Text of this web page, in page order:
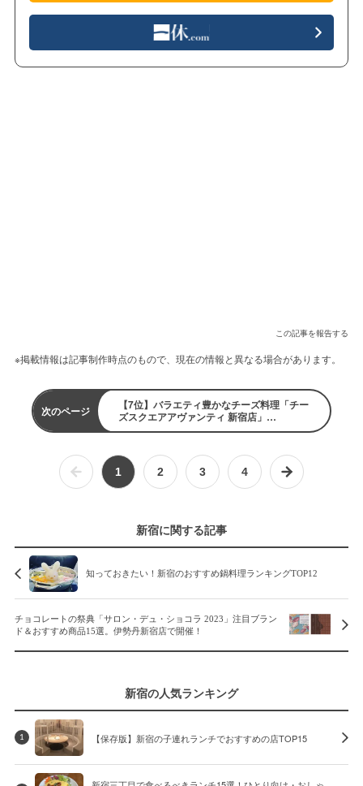
この記事を報告する
※掲載情報は記事制作時点のもので、現在の情報と異なる場合があります。
次のページ
【7位】バラエティ豊かなチーズ料理「チー
ズスクエアアヴァンティ 新宿店」
（3.8pt/661クチコミ）
1 2 3 4
新宿に関する記事
知っておきたい！新宿のおすすめ鍋料理ランキングTOP12
チョコレートの祭典「サロン・デュ・ショコラ 2023」注目ブラン
ド＆おすすめ商品15選。伊勢丹新宿店で開催！
新宿の人気ランキング
1 【保存版】新宿の子連れランチでおすすめの店TOP15